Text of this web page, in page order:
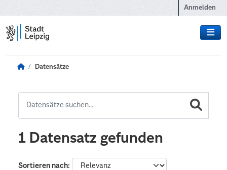
Anmelden
Datensätze
1 Datensatz gefunden
Sortieren nach